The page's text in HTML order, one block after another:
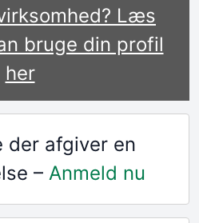
Læs
bruge din profil
her
afgiver en
– Anmeld nu